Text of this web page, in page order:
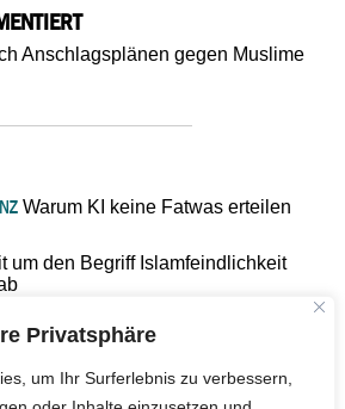
Privatsphäre
um Ihr Surferlebnis zu verbessern,
Anschlagsplänen gegen Muslime
Warum KI keine Fatwas erteilen
um den Begriff Islamfeindlichkeit
MÜNSTEREine kritische Schwelle für